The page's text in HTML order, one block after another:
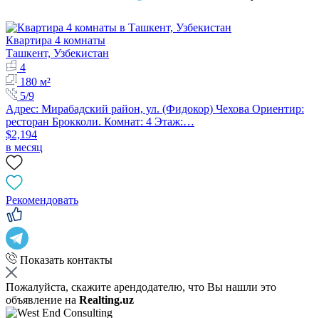
Квартира 4 комнаты
Ташкент, Узбекистан
4
180 м²
5/9
Адрес: Мирабадский район, ул. (Фидокор) Чехова Ориентир:
ресторан Брокколи. Комнат: 4 Этаж:…
$2,194
в месяц
Рекомендовать
Показать контакты
Пожалуйста, скажите арендодателю, что Вы нашли это
объявление на Realting.uz